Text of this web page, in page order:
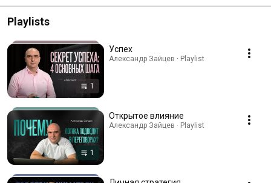
Playlists
1
Успех
Александр Зайцев · Playlist
1
Открытое влияние
Александр Зайцев · Playlist